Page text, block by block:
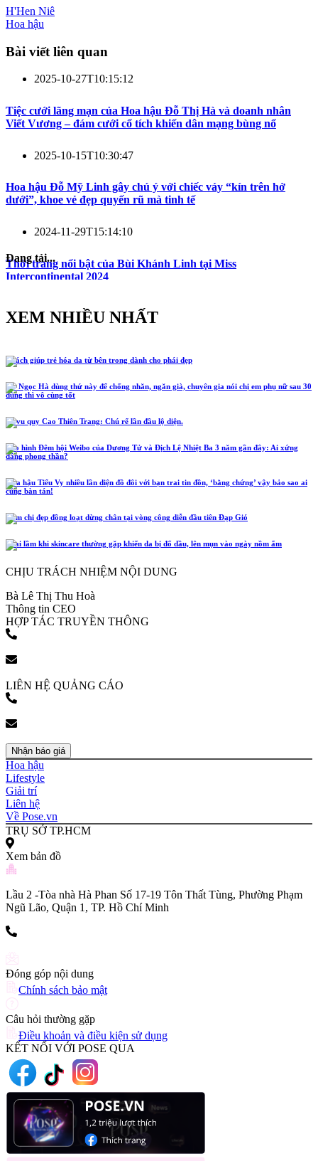
H'Hen Niê
Hoa hậu
Bài viết liên quan
2025-10-27T10:15:12
Tiệc cưới lãng mạn của Hoa hậu Đỗ Thị Hà và doanh nhân
Viết Vương – đám cưới cổ tích khiến dân mạng bùng nổ
2025-10-15T10:30:47
Hoa hậu Đỗ Mỹ Linh gây chú ý với chiếc váy “kín trên hở
dưới”, khoe vẻ đẹp quyến rũ mà tinh tế
2024-11-29T15:14:10
Thời trang nổi bật của Bùi Khánh Linh tại Miss
Intercontinental 2024
Đang tải...
XEM NHIỀU NHẤT
5 cách giúp trẻ hóa da từ bên trong dành cho phái đẹp
Hồ Ngọc Hà dùng thứ này để chống nhăn, ngăn già, chuyên gia nói chị em phụ nữ sau 30
dùng thì vô cùng tốt
Lễ vu quy Cao Thiên Trang: Chú rể lần đầu lộ diện.
Tạo hình Đêm hội Weibo của Dương Tử và Địch Lệ Nhiệt Ba 3 năm gần đây: Ai xứng
đáng phong thần?
Hoa hậu Tiểu Vy nhiều lần diện đồ đôi với bạn trai tin đồn, ‘bằng chứng’ vậy bảo sao ai
cũng bàn tán!
Năm chị đẹp đồng loạt dừng chân tại vòng công diễn đầu tiên Đạp Gió
4 sai lầm khi skincare thường gặp khiến da bị đổ dầu, lên mụn vào ngày nồm ẩm
CHỊU TRÁCH NHIỆM NỘI DUNG
Bà Lê Thị Thu Hoà
Thông tin CEO
HỢP TÁC TRUYỀN THÔNG
LIÊN HỆ QUẢNG CÁO
Nhận báo giá
Hoa hậu
Lifestyle
Giải trí
Liên hệ
Về Pose.vn
TRỤ SỞ TP.HCM
Xem bản đồ
Lầu 2 -Tòa nhà Hà Phan Số 17-19 Tôn Thất Tùng, Phường Phạm
Ngũ Lão, Quận 1, TP. Hồ Chí Minh
Đóng góp nội dung
Chính sách bảo mật
Câu hỏi thường gặp
Điều khoản và điều kiện sử dụng
KẾT NỐI VỚI POSE QUA